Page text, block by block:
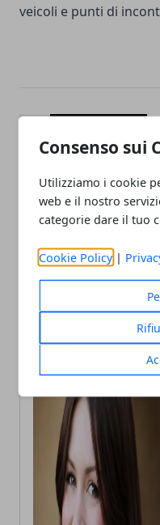
Consenso sui
Utilizziamo i cookie
web e il nostro
categorie dare il tuo
Cookie Policy |
veicoli e punti di
correttamente una fattura
elettronica